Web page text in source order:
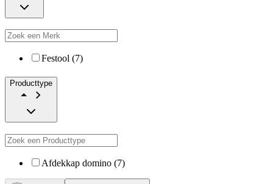
Festool (7)
Producttype
Afdekkap domino (7)